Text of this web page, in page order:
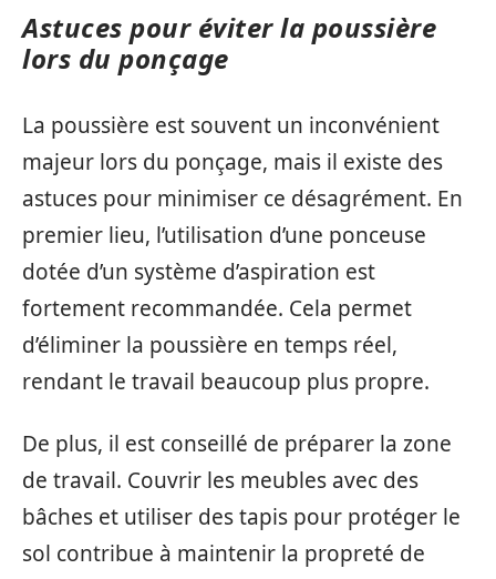
Astuces pour éviter la poussière
lors du ponçage
La poussière est souvent un inconvénient
majeur lors du ponçage, mais il existe des
astuces pour minimiser ce désagrément. En
premier lieu, l’utilisation d’une ponceuse
dotée d’un système d’aspiration est
fortement recommandée. Cela permet
d’éliminer la poussière en temps réel,
rendant le travail beaucoup plus propre.
De plus, il est conseillé de préparer la zone
de travail. Couvrir les meubles avec des
bâches et utiliser des tapis pour protéger le
sol contribue à maintenir la propreté de